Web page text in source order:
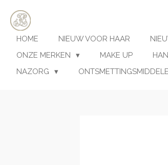
Ga
direct
naar
hoofdinhoud
HOME NIEUW VOOR HAAR
ONZE MERKEN
MAKE UP
NAZORG